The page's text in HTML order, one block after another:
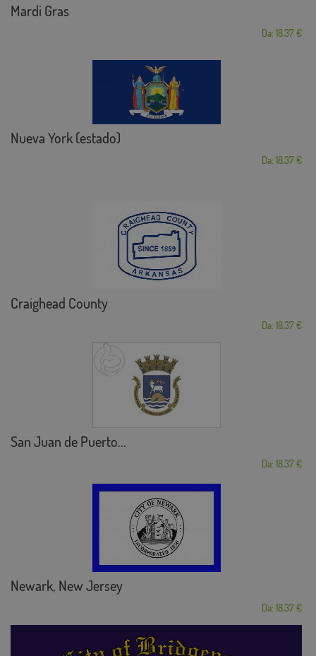
Mardi Gras
Da: 18,37 €
Nueva York (estado)
Da: 18,37 €
Craighead County
Da: 18,37 €
San Juan de Puerto...
Da: 18,37 €
Newark, New Jersey
Da: 18,37 €